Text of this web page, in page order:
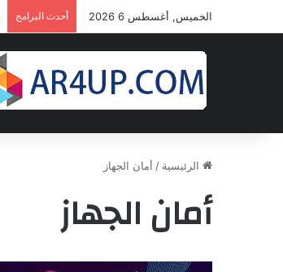
الخميس, أغسطس 6 2026 أحدث البرامج
الرئيسية / أمان الجهاز
أمان الجهاز